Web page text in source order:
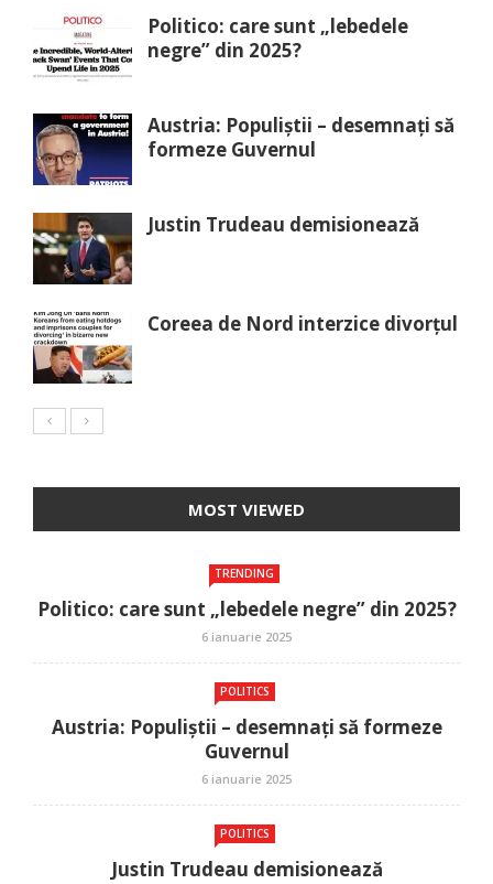
Politico: care sunt „lebedele
negre” din 2025?
Austria: Populiștii – desemnați să
formeze Guvernul
Justin Trudeau demisionează
Coreea de Nord interzice divorțul
MOST VIEWED
TRENDING
Politico: care sunt „lebedele negre” din 2025?
6 ianuarie 2025
POLITICS
Austria: Populiștii – desemnați să formeze
Guvernul
6 ianuarie 2025
POLITICS
Justin Trudeau demisionează